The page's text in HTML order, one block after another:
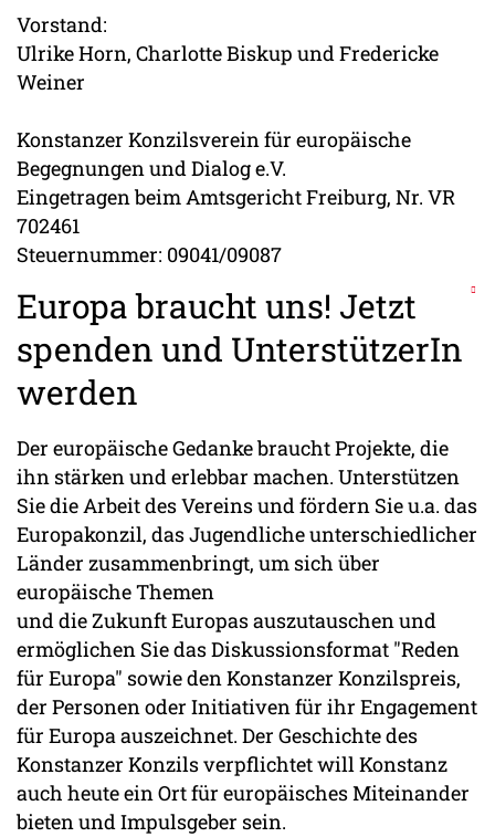
Vorstand:
Ulrike Horn, Charlotte Biskup und Fredericke
Weiner
Konstanzer Konzilsverein für europäische
Begegnungen und Dialog e.V.
Eingetragen beim Amtsgericht Freiburg, Nr. VR
702461
Steuernummer: 09041/09087
Europa braucht uns! Jetzt
spenden und UnterstützerIn
werden
Der europäische Gedanke braucht Projekte, die
ihn stärken und erlebbar machen. Unterstützen
Sie die Arbeit des Vereins und fördern Sie u.a. das
Europakonzil, das Jugendliche unterschiedlicher
Länder zusammenbringt, um sich über
europäische Themen
und die Zukunft Europas auszutauschen und
ermöglichen Sie das Diskussionsformat "Reden
für Europa" sowie den Konstanzer Konzilspreis,
der Personen oder Initiativen für ihr Engagement
für Europa auszeichnet. Der Geschichte des
Konstanzer Konzils verpflichtet will Konstanz
auch heute ein Ort für europäisches Miteinander
bieten und Impulsgeber sein.